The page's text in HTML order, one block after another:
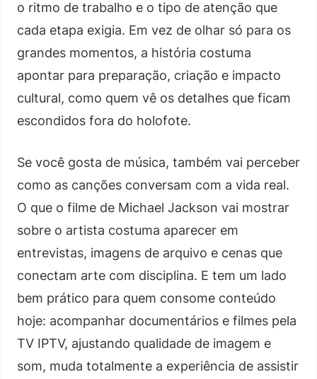
o ritmo de trabalho e o tipo de atenção que
cada etapa exigia. Em vez de olhar só para os
grandes momentos, a história costuma
apontar para preparação, criação e impacto
cultural, como quem vê os detalhes que ficam
escondidos fora do holofote.
Se você gosta de música, também vai perceber
como as canções conversam com a vida real.
O que o filme de Michael Jackson vai mostrar
sobre o artista costuma aparecer em
entrevistas, imagens de arquivo e cenas que
conectam arte com disciplina. E tem um lado
bem prático para quem consome conteúdo
hoje: acompanhar documentários e filmes pela
TV IPTV, ajustando qualidade de imagem e
som, muda totalmente a experiência de assistir